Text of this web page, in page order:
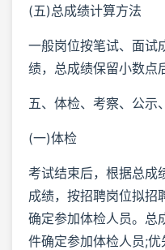
(五)总成绩计算方法
一般岗位按笔试、面试
绩，总成绩保留小数点
五、体检、考察、公示
(一)体检
考试结束后，根据总成
成绩，按招聘岗位拟招
确定参加体检人员。总
件确定参加体检人员;